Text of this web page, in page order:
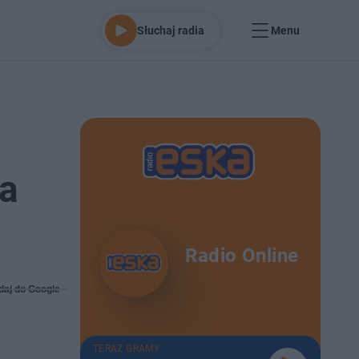
Słuchaj radia Menu
do Google
Radio Online
TERAZ GRAMY